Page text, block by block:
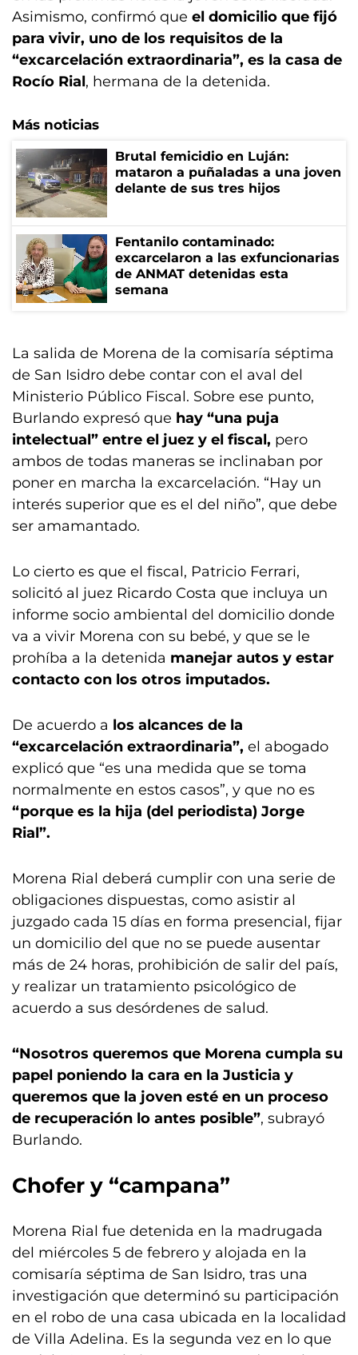
Asimismo, confirmó que el domicilio que fijó
para vivir, uno de los requisitos de la
“excarcelación extraordinaria”, es la casa de
Rocío Rial, hermana de la detenida.
Más noticias
Brutal femicidio en Luján:
mataron a puñaladas a una joven
delante de sus tres hijos
Fentanilo contaminado:
excarcelaron a las exfuncionarias
de ANMAT detenidas esta
semana
La salida de Morena de la comisaría séptima
de San Isidro debe contar con el aval del
Ministerio Público Fiscal. Sobre ese punto,
Burlando expresó que hay “una puja
intelectual” entre el juez y el fiscal, pero
ambos de todas maneras se inclinaban por
poner en marcha la excarcelación. “Hay un
interés superior que es el del niño”, que debe
ser amamantado.
Lo cierto es que el fiscal, Patricio Ferrari,
solicitó al juez Ricardo Costa que incluya un
informe socio ambiental del domicilio donde
va a vivir Morena con su bebé, y que se le
prohíba a la detenida manejar autos y estar
contacto con los otros imputados.
De acuerdo a los alcances de la
“excarcelación extraordinaria”, el abogado
explicó que “es una medida que se toma
normalmente en estos casos”, y que no es
“porque es la hija (del periodista) Jorge
Rial”.
Morena Rial deberá cumplir con una serie de
obligaciones dispuestas, como asistir al
juzgado cada 15 días en forma presencial, fijar
un domicilio del que no se puede ausentar
más de 24 horas, prohibición de salir del país,
y realizar un tratamiento psicológico de
acuerdo a sus desórdenes de salud.
“Nosotros queremos que Morena cumpla su
papel poniendo la cara en la Justicia y
queremos que la joven esté en un proceso
de recuperación lo antes posible”, subrayó
Burlando.
Chofer y “campana”
Morena Rial fue detenida en la madrugada
del miércoles 5 de febrero y alojada en la
comisaría séptima de San Isidro, tras una
investigación que determinó su participación
en el robo de una casa ubicada en la localidad
de Villa Adelina. Es la segunda vez en lo que